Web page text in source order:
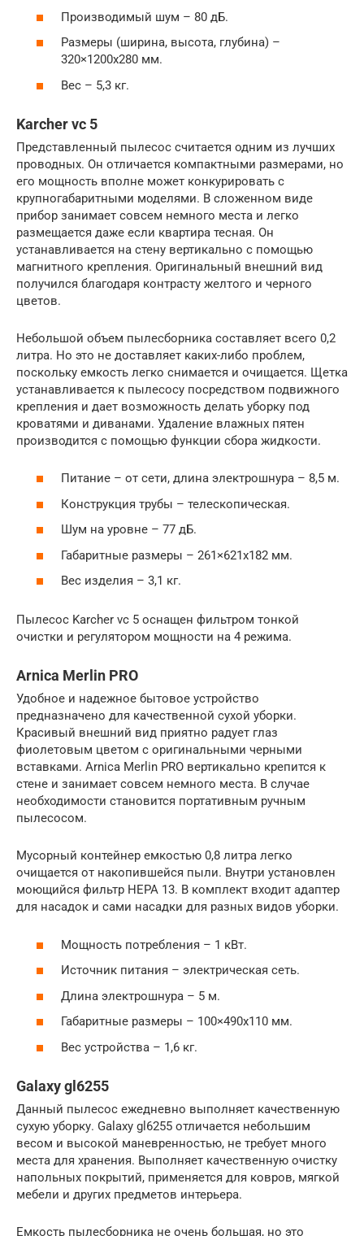
Производимый шум – 80 дБ.
Размеры (ширина, высота, глубина) –
320×1200х280 мм.
Вес – 5,3 кг.
Karcher vc 5
Представленный пылесос считается одним из лучших
проводных. Он отличается компактными размерами, но
его мощность вполне может конкурировать с
крупногабаритными моделями. В сложенном виде
прибор занимает совсем немного места и легко
размещается даже если квартира тесная. Он
устанавливается на стену вертикально с помощью
магнитного крепления. Оригинальный внешний вид
получился благодаря контрасту желтого и черного
цветов.
Небольшой объем пылесборника составляет всего 0,2
литра. Но это не доставляет каких-либо проблем,
поскольку емкость легко снимается и очищается. Щетка
устанавливается к пылесосу посредством подвижного
крепления и дает возможность делать уборку под
кроватями и диванами. Удаление влажных пятен
производится с помощью функции сбора жидкости.
Питание – от сети, длина электрошнура – 8,5 м.
Конструкция трубы – телескопическая.
Шум на уровне – 77 дБ.
Габаритные размеры – 261×621х182 мм.
Вес изделия – 3,1 кг.
Пылесос Karcher vc 5 оснащен фильтром тонкой
очистки и регулятором мощности на 4 режима.
Arnica Merlin PRO
Удобное и надежное бытовое устройство
предназначено для качественной сухой уборки.
Красивый внешний вид приятно радует глаз
фиолетовым цветом с оригинальными черными
вставками. Arnica Merlin PRO вертикально крепится к
стене и занимает совсем немного места. В случае
необходимости становится портативным ручным
пылесосом.
Мусорный контейнер емкостью 0,8 литра легко
очищается от накопившейся пыли. Внутри установлен
моющийся фильтр НЕРА 13. В комплект входит адаптер
для насадок и сами насадки для разных видов уборки.
Мощность потребления – 1 кВт.
Источник питания – электрическая сеть.
Длина электрошнура – 5 м.
Габаритные размеры – 100×490х110 мм.
Вес устройства – 1,6 кг.
Galaxy gl6255
Данный пылесос ежедневно выполняет качественную
сухую уборку. Galaxy gl6255 отличается небольшим
весом и высокой маневренностью, не требует много
места для хранения. Выполняет качественную очистку
напольных покрытий, применяется для ковров, мягкой
мебели и других предметов интерьера.
Емкость пылесборника не очень большая, но это